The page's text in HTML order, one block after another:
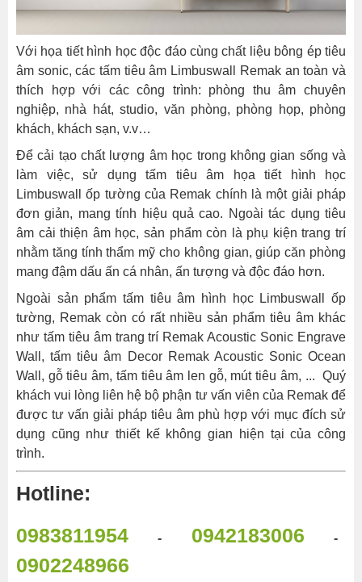
Với họa tiết hình học độc đáo cùng chất liệu bông ép tiêu
âm sonic, các tấm tiêu âm Limbuswall Remak an toàn và
thích hợp với các công trình: phòng thu âm chuyên
nghiệp, nhà hát, studio, văn phòng, phòng họp, phòng
khách, khách sạn, v.v…
Để cải tạo chất lượng âm học trong không gian sống và
làm việc, sử dụng tấm tiêu âm họa tiết hình học
Limbuswall ốp tường của Remak chính là một giải pháp
đơn giản, mang tính hiệu quả cao. Ngoài tác dụng tiêu
âm cải thiện âm học, sản phẩm còn là phụ kiện trang trí
nhằm tăng tính thẩm mỹ cho không gian, giúp căn phòng
mang đậm dấu ấn cá nhân, ấn tượng và độc đáo hơn.
Ngoài sản phẩm tấm tiêu âm hình học Limbuswall ốp
tường, Remak còn có rất nhiều sản phẩm tiêu âm khác
như tấm tiêu âm trang trí Remak Acoustic Sonic Engrave
Wall, tấm tiêu âm Decor Remak Acoustic Sonic Ocean
Wall, gỗ tiêu âm, tấm tiêu âm len gỗ, mút tiêu âm, ... Quý
khách vui lòng liên hệ bộ phận tư vấn viên của Remak để
được tư vấn giải pháp tiêu âm phù hợp với mục đích sử
dụng cũng như thiết kế không gian hiện tại của công
trình.
Hotline:
0983811954
- 0942183006 -
0902248966